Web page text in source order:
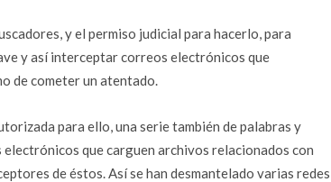
y el permiso judicial para hacerlo, para
y así interceptar correos electrónicos que
de cometer un atentado.
para ello, una serie también de palabras y
que carguen archivos relacionados con
de éstos. Así se han desmantelado varias redes